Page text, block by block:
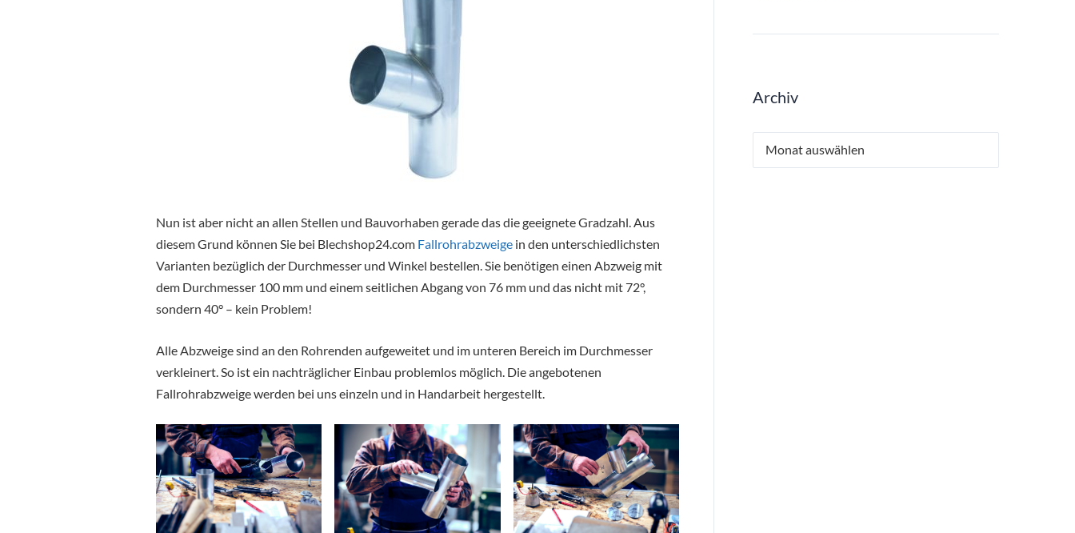
Nun ist aber nicht an allen Stellen und Bauvorhaben gerade das die geeignete Gradzahl. Aus
diesem Grund können Sie bei Blechshop24.com Fallrohrabzweige in den unterschiedlichsten
Varianten bezüglich der Durchmesser und Winkel bestellen. Sie benötigen einen Abzweig mit
dem Durchmesser 100 mm und einem seitlichen Abgang von 76 mm und das nicht mit 72°,
sondern 40° – kein Problem!
Alle Abzweige sind an den Rohrenden aufgeweitet und im unteren Bereich im Durchmesser
verkleinert. So ist ein nachträglicher Einbau problemlos möglich. Die angebotenen
Fallrohrabzweige werden bei uns einzeln und in Handarbeit hergestellt.
Archiv